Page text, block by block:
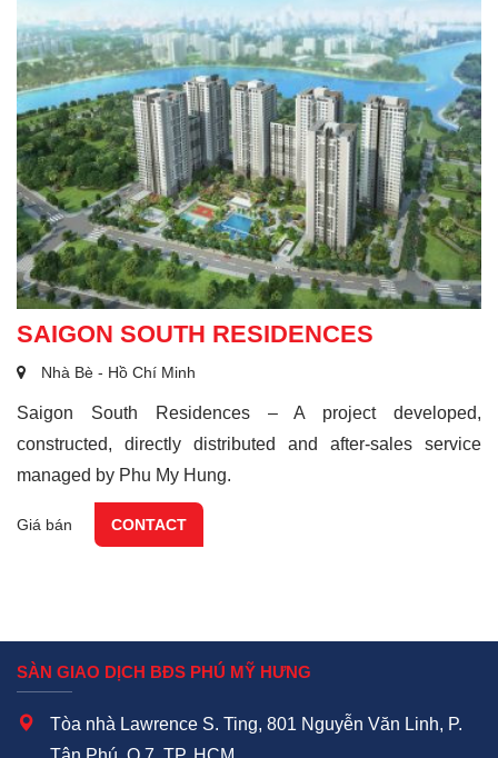
SAIGON SOUTH RESIDENCES
Nhà Bè - Hồ Chí Minh
Saigon South Residences – A project developed,
constructed, directly distributed and after-sales service
managed by Phu My Hung.
Giá bán CONTACT
SÀN GIAO DỊCH BĐS PHÚ MỸ HƯNG
Tòa nhà Lawrence S. Ting, 801 Nguyễn Văn Linh, P.